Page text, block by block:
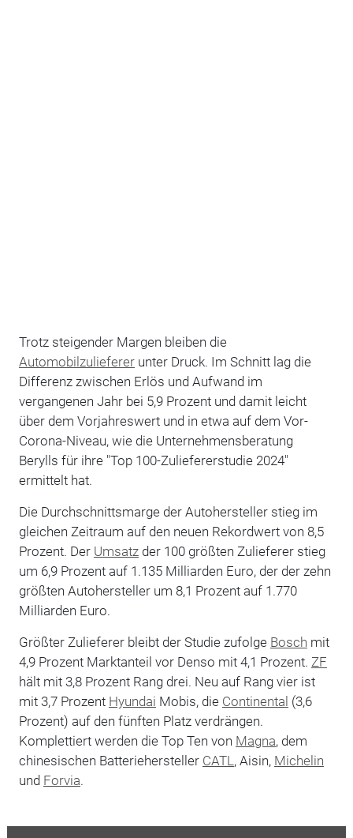
Trotz steigender Margen bleiben die
Automobilzuliefererunter Druck. Im Schnitt lag die
Differenz zwischen Erlös und Aufwand im
vergangenen Jahr bei 5,9 Prozent und damit leicht
über dem Vorjahreswert und in etwa auf dem Vor-
Corona-Niveau, wie die Unternehmensberatung
Berylls für ihre "Top 100-Zuliefererstudie 2024"
ermittelt hat.
Die Durchschnittsmarge der Autohersteller stieg im
gleichen Zeitraum auf den neuen Rekordwert von 8,5
Prozent. Der Umsatzder 100 größten Zulieferer stieg
um 6,9 Prozent auf 1.135 Milliarden Euro, der der zehn
größten Autohersteller um 8,1 Prozent auf 1.770
Milliarden Euro.
Größter Zulieferer bleibt der Studie zufolge Bosch mit
4,9 Prozent Marktanteil vor Denso mit 4,1 Prozent. ZF
hält mit 3,8 Prozent Rang drei. Neu auf Rang vier ist
mit 3,7 Prozent Hyundai Mobis, die Continental (3,6
Prozent) auf den fünften Platz verdrängen.
Komplettiert werden die Top Ten von Magna, dem
chinesischen Batteriehersteller CATL , Aisin, Michelin
und Forvia.